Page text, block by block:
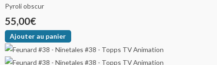
Pyroli obscur
55,00€
Ajouter au panier